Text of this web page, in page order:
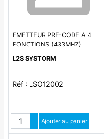
EMETTEUR PRE-CODE A 4
FONCTIONS (433MHZ)
L2S SYSTORM
Réf : LSO12002
QuantitéAugmenter quantité
Diminuer quantité
Ajouter au panier